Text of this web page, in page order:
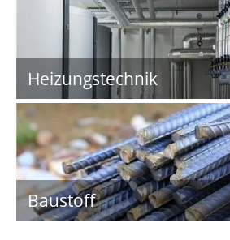
Heizungstechnik
Baustoff